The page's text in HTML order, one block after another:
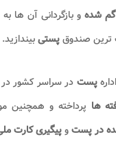
گم شده و بازگردانی آن ها
‌ترین صندوقپستی
پست در سراسر کشور
ها پرداخته و همچنین
در پستوپیگیری کارت